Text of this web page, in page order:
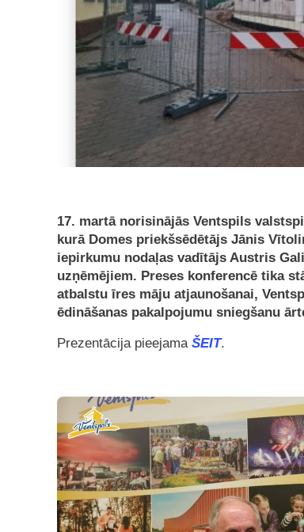
17. martā norisinājās Ventspils
kurā Domes priekšsēdētājs Jānis
iepirkumu nodaļas vadītājs Austris
uzņēmējiem. Preses konferencē tika
atbalstu īres māju atjaunošanai,
ēdināšanas pakalpojumu sniegšanu
Prezentācija pieejama ŠEIT.